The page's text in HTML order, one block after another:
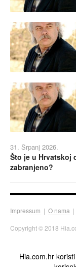
31. Srpanj 2026.
Što je u Hrvatskoj
zabranjeno?
Impressum | O nama |
Copyright © 2018
Hia.com.hr